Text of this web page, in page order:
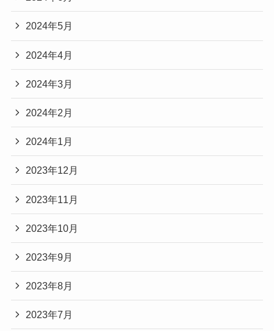
2024年5月
2024年4月
2024年3月
2024年2月
2024年1月
2023年12月
2023年11月
2023年10月
2023年9月
2023年8月
2023年7月